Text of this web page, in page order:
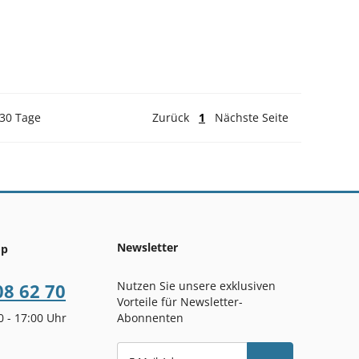
Tage Zurück 1 Nächste Seite
62 70
- 17:00 Uhr
Newsletter
Nutzen Sie unsere exklusiven
Vorteile für Newsletter-
Abonnenten